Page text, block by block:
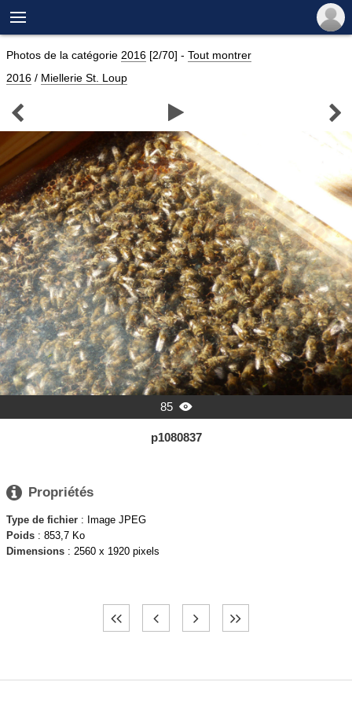

Photos de la catégorie 2016 [2/70] - Tout montrer
2016 / Miellerie St. Loup
  
85 
p1080837
 Propriétés
Type de fichier : Image JPEG
Poids : 853,7 Ko
Dimensions : 2560 x 1920 pixels